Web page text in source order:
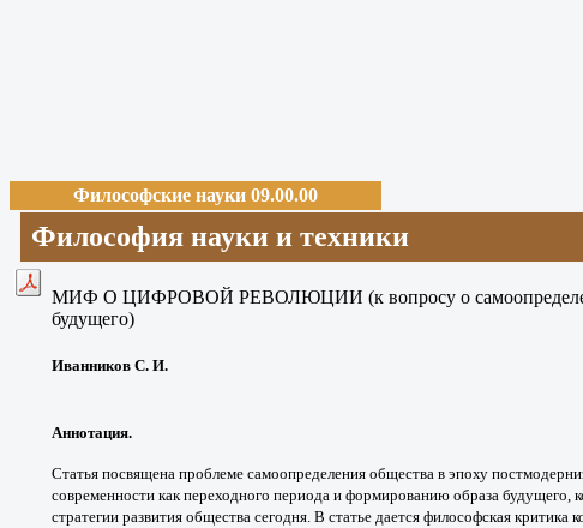
Философские науки 09.00.00
Философия науки и техники
МИФ О ЦИФРОВОЙ РЕВОЛЮЦИИ (к вопросу о
будущего)
Иванников С. И.
Аннотация.
Статья посвящена проблеме самоопределения общества в эпоху
современности как переходного периода и формированию образа будущего,
стратегии развития общества сегодня. В статье дается философская критика